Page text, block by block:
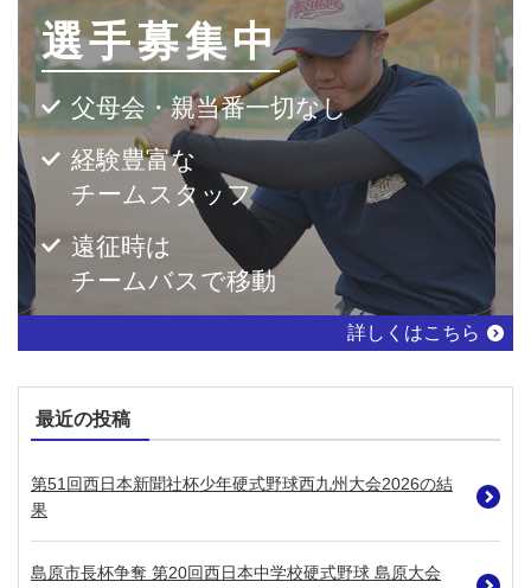
選手募集中
父母会・親当番一切なし
経験豊富な
チームスタッフ
遠征時は
チームバスで移動
詳しくはこちら
最近の投稿
第51回西日本新聞社杯少年硬式野球西九州大会2026の結
果
島原市長杯争奪 第20回西日本中学校硬式野球 島原大会